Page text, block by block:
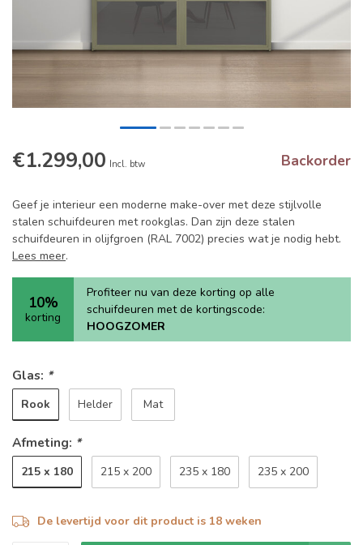
€1.299,00 Incl. btw Backorder
Geef je interieur een moderne make-over met deze stijlvolle
stalen schuifdeuren met rookglas. Dan zijn deze stalen
schuifdeuren in olijfgroen (RAL 7002) precies wat je nodig hebt.
Lees meer.
10%
korting
Profiteer nu van deze korting op alle
schuifdeuren met de kortingscode:
HOOGZOMER
Glas: *
Rook Helder Mat
Afmeting: *
215 x 180 215 x 200 235 x 180 235 x 200
De levertijd voor dit product is 18 weken